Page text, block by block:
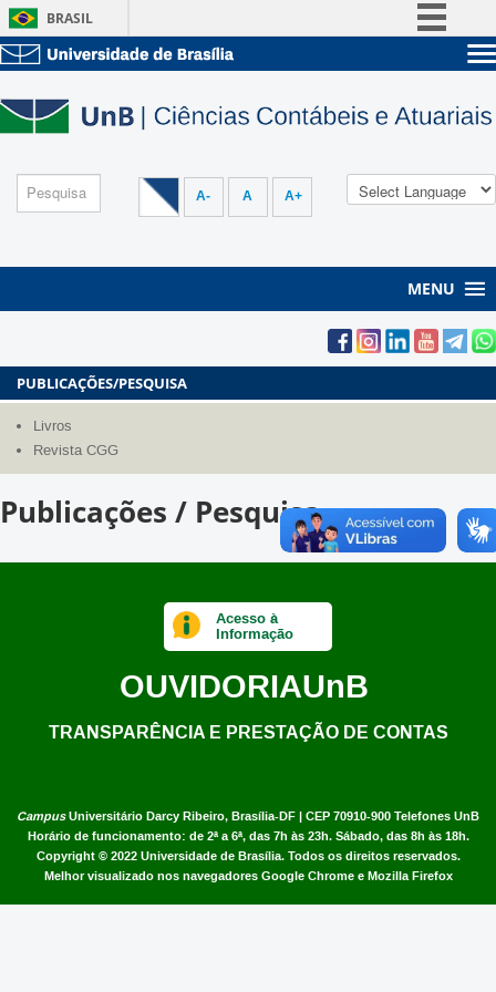
BRASIL
Participe
Legislação
Unidades acadêmicas
Estude na UnB
Administração
Servidor
A- A A+
MENU
PUBLICAÇÕES/PESQUISA
Livros
Revista CGG
Publicações / Pesquisa
CampusUniversitário Darcy Ribeiro, Brasília-DF | CEP 70910-900 Telefones UnB
Horário de funcionamento: de 2ª a 6ª, das 7h às 23h. Sábado, das 8h às 18h.
Copyright © 2022 Universidade de Brasília. Todos os direitos reservados.
Melhor visualizado nos navegadores Google Chrome e Mozilla Firefox
Acesso à
Informação
OUVIDORIAUnB
TRANSPARÊNCIA E PRESTAÇÃO DE CONTAS